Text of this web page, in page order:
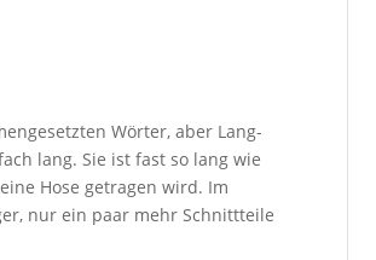
Wörter, aber Lang-
lang. Sie ist fast so lang wie
Hose getragen wird. Im
nur ein paar mehr Schnittteile